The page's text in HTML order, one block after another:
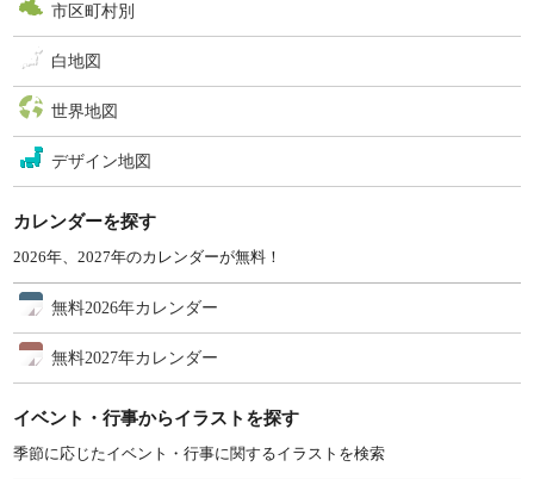
市区町村別
白地図
世界地図
デザイン地図
カレンダーを探す
2026年、2027年のカレンダーが無料！
無料2026年カレンダー
無料2027年カレンダー
イベント・行事からイラストを探す
季節に応じたイベント・行事に関するイラストを検索